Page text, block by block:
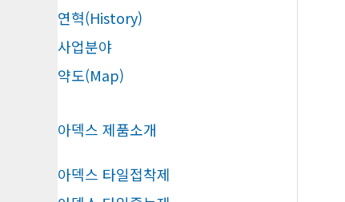
연혁(History)
사업분야
약도(Map)
아덱스 제품소개
아덱스 타일접착제